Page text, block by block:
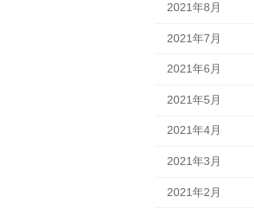
2021年8月
2021年7月
2021年6月
2021年5月
2021年4月
2021年3月
2021年2月